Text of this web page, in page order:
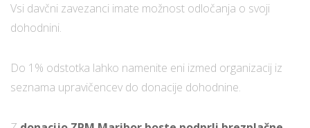
Vsi davčni zavezanci imate možnost odločanja o svoji
dohodnini.
Do 1% odstotka lahko namenite eni izmed organizacij iz
seznama upravičencev do donacije dohodnine.